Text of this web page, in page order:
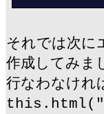
それでは次に
作成してみま
行なわなけれ